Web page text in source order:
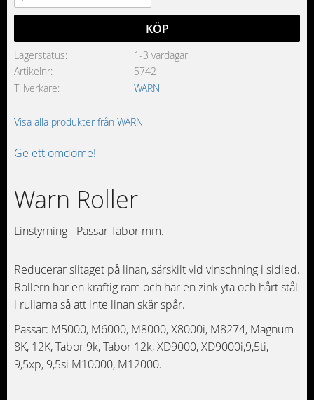
KÖP
Lagerstatus
1-3 vardagar
Artikelnr
5742
Tillverkare
WARN
Visa alla produkter från WARN
Ge ett omdöme!
Warn Roller
Linstyrning - Passar Tabor mm.
Reducerar slitaget på linan, särskilt vid vinschning i sidled.
Rollern har en kraftig ram och har en zink yta och hårt stål
i rullarna så att inte linan skär spår.
Passar: M5000, M6000, M8000, X8000i, M8274, Magnum
8K, 12K, Tabor 9k, Tabor 12k, XD9000, XD9000i,9,5ti,
9,5xp, 9,5si M10000, M12000.